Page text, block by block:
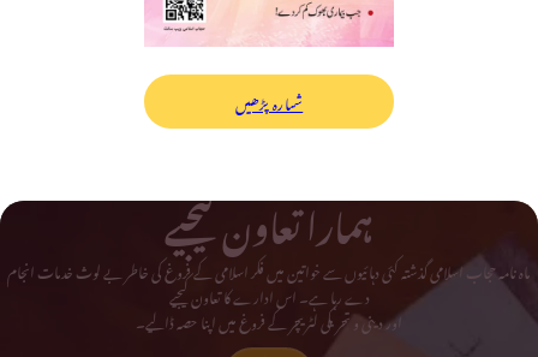
شمارہ پڑھیں
ہمارا تعاون کیجیے
ماہ نامہ حجاب اسلامی گذشتہ کئی دہائیوں سے خواتین میں فکر اسلامی کے فروغ کی خاطر بے لوث خدمات انجام
دے رہا ہے۔ اس ادارے کا تعاون کیجیے
اور دینی و تحریکی لٹریچر کے فروغ میں اپنا حصہ ڈالیے۔